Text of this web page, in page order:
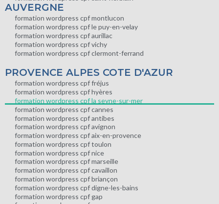
AUVERGNE
formation wordpress cpf montlucon
formation wordpress cpf le puy-en-velay
formation wordpress cpf aurillac
formation wordpress cpf vichy
formation wordpress cpf clermont-ferrand
PROVENCE ALPES COTE D'AZUR
formation wordpress cpf fréjus
formation wordpress cpf hyères
formation wordpress cpf la seyne-sur-mer
formation wordpress cpf cannes
formation wordpress cpf antibes
formation wordpress cpf avignon
formation wordpress cpf aix-en-provence
formation wordpress cpf toulon
formation wordpress cpf nice
formation wordpress cpf marseille
formation wordpress cpf cavaillon
formation wordpress cpf briançon
formation wordpress cpf digne-les-bains
formation wordpress cpf gap